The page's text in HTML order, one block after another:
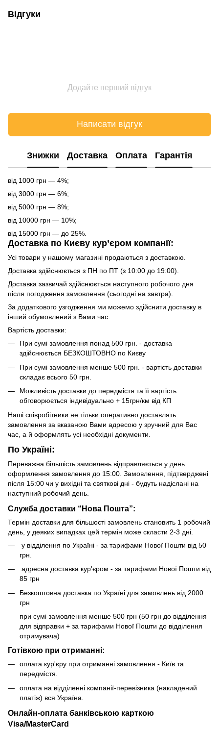
Відгуки
Додайте перший відгук
Написати відгук
Знижки Доставка Оплата Гарантія
від 1000 грн — 4%;
від 3000 грн — 6%;
від 5000 грн — 8%;
від 10000 грн — 10%;
від 15000 грн — до 25%.
Доставка по Києву кур’єром компанії:
Усі товари у нашому магазині продаються з доставкою.
Доставка здійснюється з ПН по ПТ (з 10:00 до 19:00).
Доставка зазвичай здійснюється наступного робочого дня
після погодження замовлення (сьогодні на завтра).
За додаткового узгодження ми можемо здійснити доставку в
інший обумовлений з Вами час.
Вартість доставки:
При сумі замовлення понад 500 грн. - доставка
здійснюється БЕЗКОШТОВНО по Києву
При сумі замовлення менше 500 грн. - вартість доставки
складає всього 50 грн.
Можливість доставки до передмістя та її вартість
обговорюється індивідуально + 15грн/км від КП
Наші співробітники не тільки оперативно доставлять
замовлення за вказаною Вами адресою у зручний для Вас
час, а й оформлять усі необхідні документи.
По Україні:
Переважна більшість замовлень відправляється у день
оформлення замовлення до 15:00. Замовлення, підтверджені
після 15:00 чи у вихідні та святкові дні - будуть надіслані на
наступний робочий день.
Служба доставки “Нова Пошта”:
Термін доставки для більшості замовлень становить 1 робочий
день, у деяких випадках цей термін може скласти 2-3 дні.
у відділення по Україні - за тарифами Нової Пошти від 50
грн.
адресна доставка кур'єром - за тарифами Нової Пошти від
85 грн
Безкоштовна доставка по Україні для замовлень від 2000
грн
при сумі замовлення менше 500 грн (50 грн до відділення
для відправки + за тарифами Нової Пошти до відділення
отримувача)
Готівкою при отриманні:
оплата кур'єру при отриманні замовлення - Київ та
передмістя.
оплата на відділенні компанії-перевізника (накладений
платіж) вся Україна.
Онлайн-оплата банківською карткою
Visa/MasterCard